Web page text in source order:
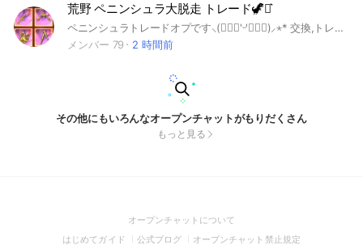
荒野 ペニンシュラ大脱走 トレード🦖⋆͛
ペニンシュラトレードオプです⸜(๑⃙⃘'ᵕ'๑⃙⃘)⸝⋆︎* 交換,トレードメイン✨️ 雑談も🙆‍♀️ #荒野行動 #ペニンシュラ #金蔵
メンバー 79
2 時間前
その他にもいろんなオープンチャットがもりだくさん
もっと見る
オープンチャットについて
in
はじめてガイド (Open
公式ブログ (Open
オープンチャット禁止規定(Open